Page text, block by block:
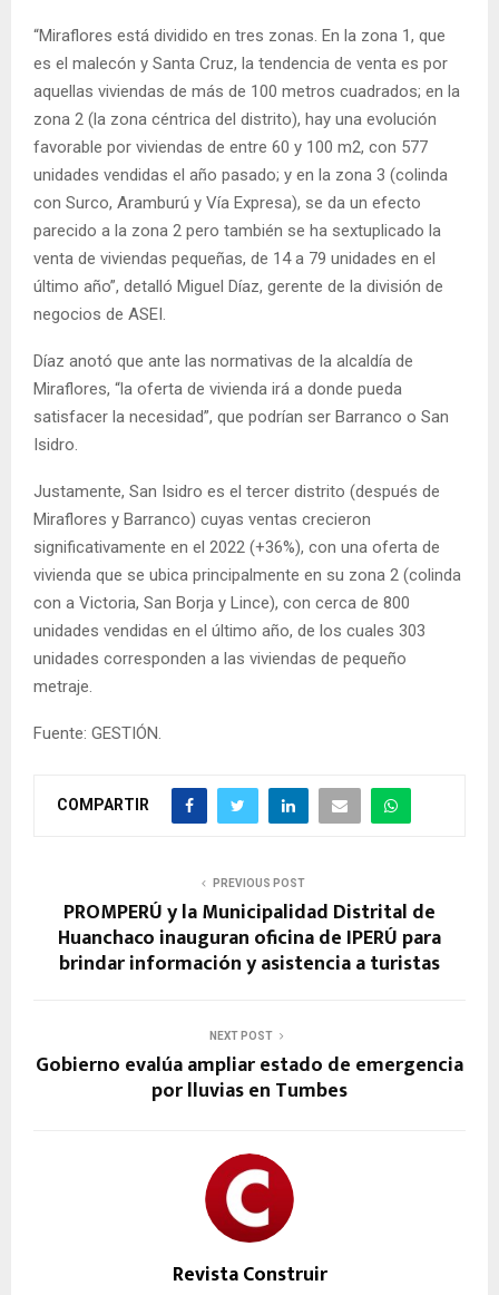
“Miraflores está dividido en tres zonas. En la zona 1, que
es el malecón y Santa Cruz, la tendencia de venta es por
aquellas viviendas de más de 100 metros cuadrados; en la
zona 2 (la zona céntrica del distrito), hay una evolución
favorable por viviendas de entre 60 y 100 m2, con 577
unidades vendidas el año pasado; y en la zona 3 (colinda
con Surco, Aramburú y Vía Expresa), se da un efecto
parecido a la zona 2 pero también se ha sextuplicado la
venta de viviendas pequeñas, de 14 a 79 unidades en el
último año”, detalló Miguel Díaz, gerente de la división de
negocios de ASEI.
Díaz anotó que ante las normativas de la alcaldía de
Miraflores, “la oferta de vivienda irá a donde pueda
satisfacer la necesidad”, que podrían ser Barranco o San
Isidro.
Justamente, San Isidro es el tercer distrito (después de
Miraflores y Barranco) cuyas ventas crecieron
significativamente en el 2022 (+36%), con una oferta de
vivienda que se ubica principalmente en su zona 2 (colinda
con a Victoria, San Borja y Lince), con cerca de 800
unidades vendidas en el último año, de los cuales 303
unidades corresponden a las viviendas de pequeño
metraje.
Fuente: GESTIÓN.
COMPARTIR
PREVIOUS POST
PROMPERÚ y la Municipalidad Distrital de
Huanchaco inauguran oficina de IPERÚ para
brindar información y asistencia a turistas
NEXT POST
Gobierno evalúa ampliar estado de emergencia
por lluvias en Tumbes
Revista Construir